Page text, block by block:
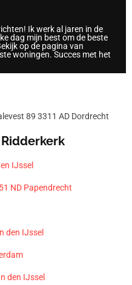
Ik werk al jaren in de
dag mijn best om de beste
op de pagina van
woningen. Succes met het
89 3311 AD Dordrecht
IJssel
ND Papendrecht
den IJssel
den IJssel